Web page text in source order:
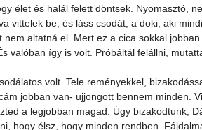
élet és halál felett döntsek. Nyomasztó,
vittelek be, és láss csodát, a doki, aki
nem altatná el. Mert ez a cica sokkal
valóban így is volt. Próbáltál felállni,
volt. Tele reményekkel,
jobban van- ujjongott bennem minden.
a legjobban magad. Úgy bizakodtunk,
hogy élsz, hogy minden rendben.